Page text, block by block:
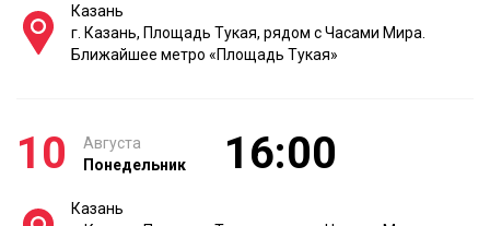
Казань
г. Казань, Площадь Тукая, рядом с Часами Мира.
Ближайшее метро «Площадь Тукая»
10
Августа
Понедельник
16:00
Казань